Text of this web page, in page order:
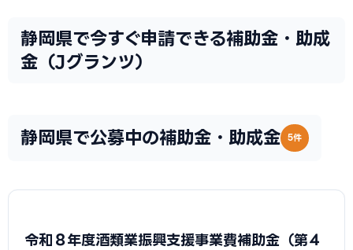
静岡県で今すぐ申請できる補助金・助成
金（Jグランツ）
静岡県で公募中の補助金・助成金 5件
令和８年度酒類業振興支援事業費補助金（第４